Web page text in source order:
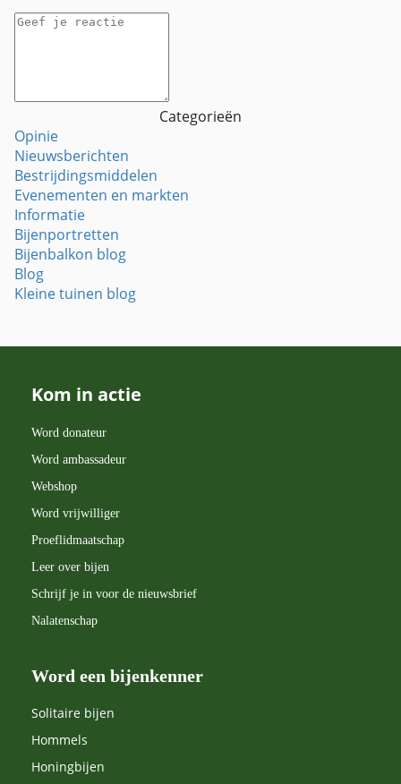
Categorieën
Opinie
Nieuwsberichten
Bestrijdingsmiddelen
Evenementen en markten
Informatie
Bijenportretten
Bijenbalkon blog
Blog
Kleine tuinen blog
Kom in actie
Word donateur
Word ambassadeur
Webshop
Word vrijwilliger
Proeflidmaatschap
Leer over bijen
Schrijf je in voor de nieuwsbrief
Nalatenschap
Word een bijenkenner
Solitaire bijen
Hommels
Honingbijen